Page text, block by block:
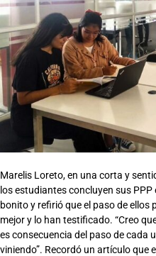
Marelis Loreto, en una corta y
los estudiantes concluyen sus PPP
bonito y refirió que el paso de ellos
mejor y lo han testificado. “Creo
es consecuencia del paso de cada
viniendo”. Recordó un artículo que